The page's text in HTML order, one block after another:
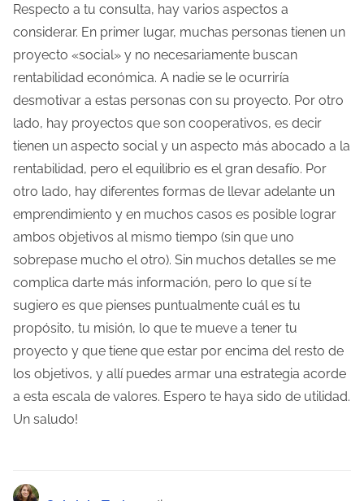
Respecto a tu consulta, hay varios aspectos a
considerar. En primer lugar, muchas personas tienen un
proyecto «social» y no necesariamente buscan
rentabilidad económica. A nadie se le ocurriría
desmotivar a estas personas con su proyecto. Por otro
lado, hay proyectos que son cooperativos, es decir
tienen un aspecto social y un aspecto más abocado a la
rentabilidad, pero el equilibrio es el gran desafío. Por
otro lado, hay diferentes formas de llevar adelante un
emprendimiento y en muchos casos es posible lograr
ambos objetivos al mismo tiempo (sin que uno
sobrepase mucho el otro). Sin muchos detalles se me
complica darte más información, pero lo que sí te
sugiero es que pienses puntualmente cuál es tu
propósito, tu misión, lo que te mueve a tener tu
proyecto y que tiene que estar por encima del resto de
los objetivos, y allí puedes armar una estrategia acorde
a esta escala de valores. Espero te haya sido de utilidad.
Un saludo!